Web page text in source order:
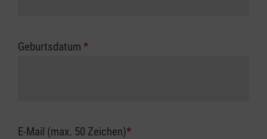
Geburtsdatum *
E-Mail (max. 50 Zeichen)*